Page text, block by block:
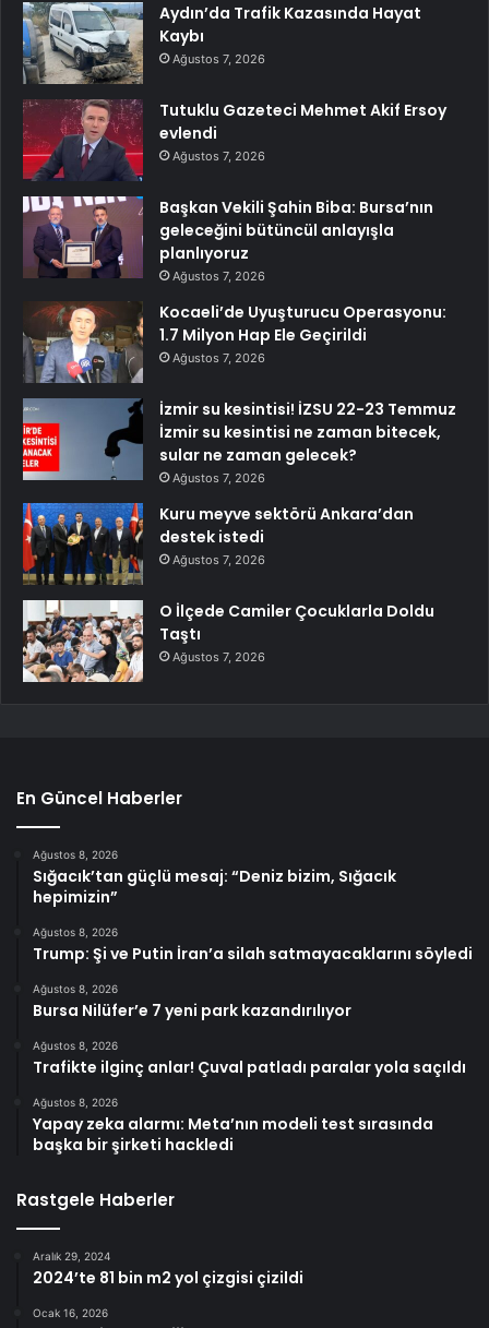
Aydın’da Trafik Kazasında Hayat
Kaybı
Ağustos 7, 2026
Tutuklu Gazeteci Mehmet Akif Ersoy
evlendi
Ağustos 7, 2026
Başkan Vekili Şahin Biba: Bursa’nın
geleceğini bütüncül anlayışla
planlıyoruz
Ağustos 7, 2026
Kocaeli’de Uyuşturucu Operasyonu:
1.7 Milyon Hap Ele Geçirildi
Ağustos 7, 2026
İzmir su kesintisi! İZSU 22-23 Temmuz
İzmir su kesintisi ne zaman bitecek,
sular ne zaman gelecek?
Ağustos 7, 2026
Kuru meyve sektörü Ankara’dan
destek istedi
Ağustos 7, 2026
O İlçede Camiler Çocuklarla Doldu
Taştı
Ağustos 7, 2026
En Güncel Haberler
Ağustos 8, 2026
Sığacık’tan güçlü mesaj: “Deniz bizim, Sığacık
hepimizin”
Ağustos 8, 2026
Trump: Şi ve Putin İran’a silah satmayacaklarını söyledi
Ağustos 8, 2026
Bursa Nilüfer’e 7 yeni park kazandırılıyor
Ağustos 8, 2026
Trafikte ilginç anlar! Çuval patladı paralar yola saçıldı
Ağustos 8, 2026
Yapay zeka alarmı: Meta’nın modeli test sırasında
başka bir şirketi hackledi
Rastgele Haberler
Aralık 29, 2024
2024’te 81 bin m2 yol çizgisi çizildi
Ocak 16, 2026